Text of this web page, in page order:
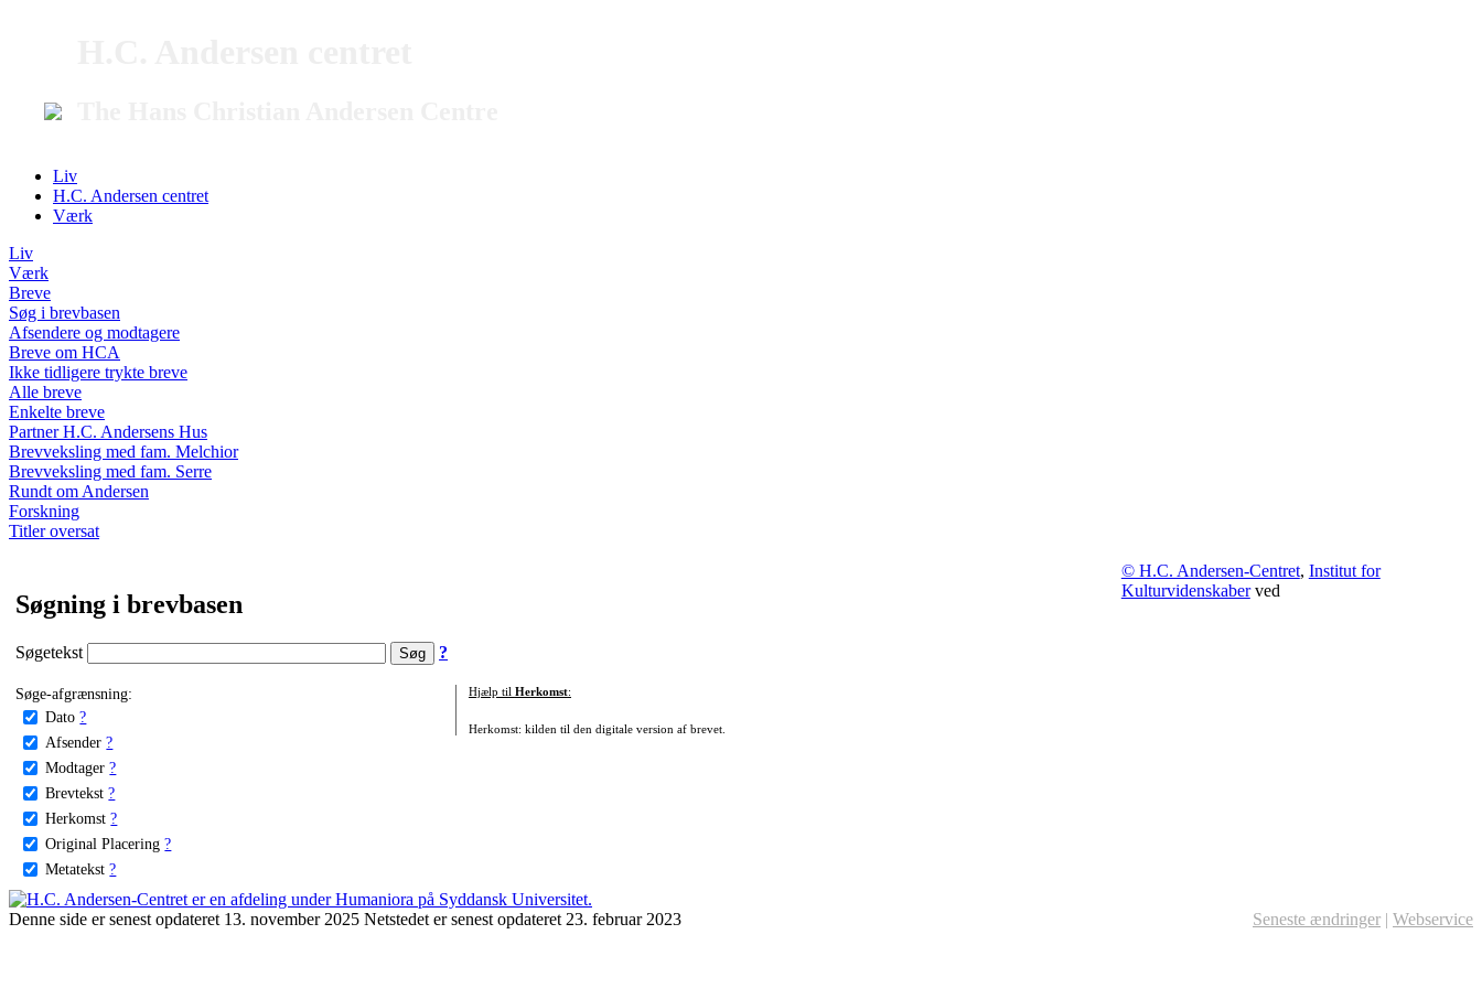
Liv
H.C. Andersen centret
Værk
Liv
Værk
Breve
Søg i brevbasen
Afsendere og modtagere
Breve om HCA
Ikke tidligere trykte breve
Alle breve
Enkelte breve
Partner H.C. Andersens Hus
Brevveksling med fam. Melchior
Brevveksling med fam. Serre
Rundt om Andersen
Forskning
Titler oversat
Søgning i brevbasen
Søgetekst ?
Søge-afgrænsning:
Dato ?
Afsender ?
Modtager ?
Brevtekst ?
Herkomst ?
Original Placering ?
Metatekst ?
Hjælp til Herkomst:
Herkomst: kilden til den digitale version af brevet.
© H.C. Andersen-Centret, Institut for
Kulturvidenskaberved
Denne side er senest opdateret 13. november 2025 Netstedet er senest opdateret 23. februar 2023 Seneste ændringer | Webservice